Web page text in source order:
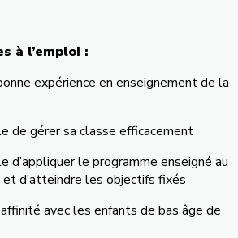
à l’emploi :
expérience en enseignement de la
de gérer sa classe efficacement
d’appliquer le programme enseigné au
et d’atteindre les objectifs fixés
avec les enfants de bas âge de